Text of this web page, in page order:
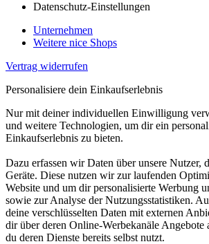
Datenschutz-Einstellungen
Unternehmen
Weitere nice Shops
Vertrag widerrufen
Personalisiere dein Einkaufserlebnis
Nur mit deiner individuellen Einwilligung
und weitere Technologien, um dir ein
Einkaufserlebnis zu bieten.
Dazu erfassen wir Daten über unsere Nutzer,
Geräte. Diese nutzen wir zur laufenden
Website und um dir personalisierte Werbung
sowie zur Analyse der Nutzungsstatistiken.
deine verschlüsselten Daten mit externen
dir über deren Online-Werbekanäle Angebote
du deren Dienste bereits selbst nutzt.